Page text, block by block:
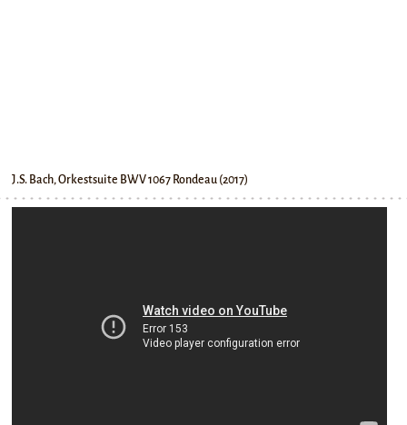
J.S. Bach, Orkestsuite BWV 1067 Rondeau (2017)